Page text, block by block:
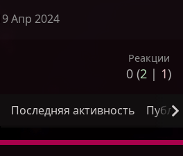
19 Апр 2024
Реакции
0 (2 | 1)
Последняя активность